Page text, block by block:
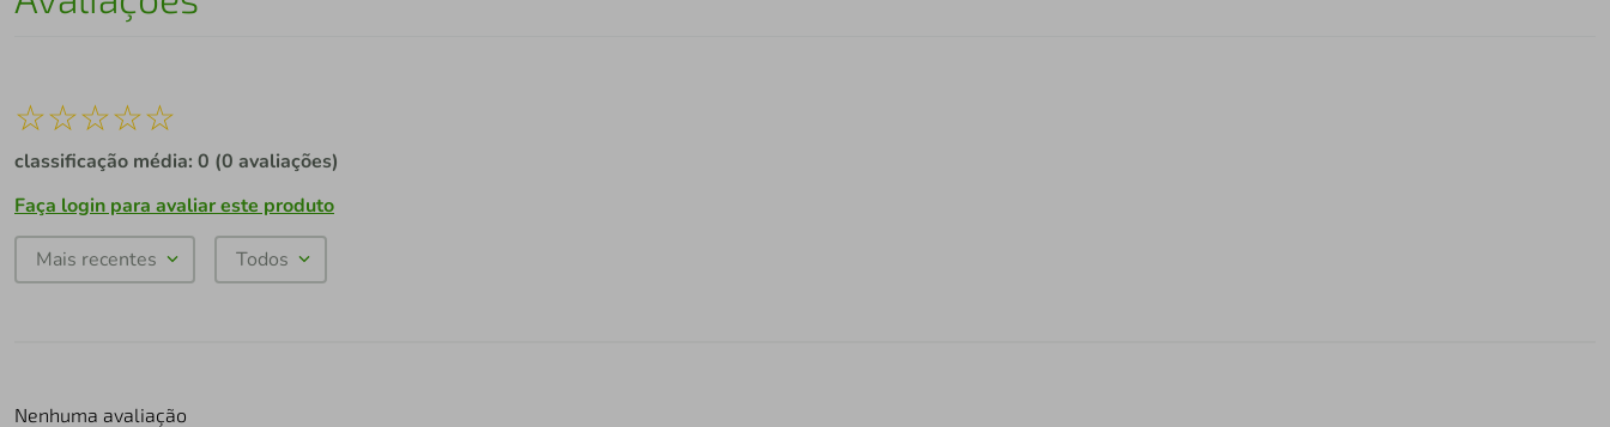
☆☆☆☆☆
classificação média: 0 (0 avaliações)
Faça login para avaliar este produto
Mais recentes Todos
Nenhuma avaliação